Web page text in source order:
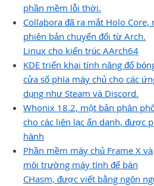
phần mềm lỗi thời.
Collabora đã ra mắt Holo Core,
phiên bản chuyển đổi từ Arch.
Linux cho kiến ​​trúc AArch64
KDE triển khai tính năng đổ
cửa sổ phía máy chủ cho các
dụng như Steam và Discord.
Whonix 18.2, một bản phân
cho các liên lạc ẩn danh, được
hành
Phần mềm máy chủ Frame X và
môi trường máy tính để bàn
CHasm, được viết bằng ngôn